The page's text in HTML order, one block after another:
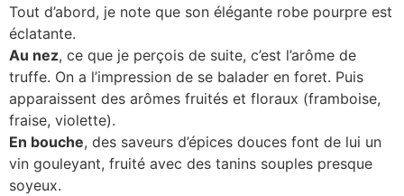
Tout d’abord, je note que son élégante robe pourpre est
éclatante.
Au nez, ce que je perçois de suite, c’est l’arôme de
truffe. On a l’impression de se balader en foret. Puis
apparaissent des arômes fruités et floraux (framboise,
fraise, violette).
En bouche, des saveurs d’épices douces font de lui un
vin gouleyant, fruité avec des tanins souples presque
soyeux.